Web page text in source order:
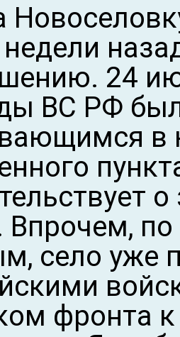
24
ВС РФ
в
Впрочем,
село уже
фронта